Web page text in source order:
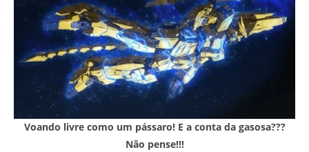
Voando livre como um pássaro! E a conta da gasosa???
Não pense!!!